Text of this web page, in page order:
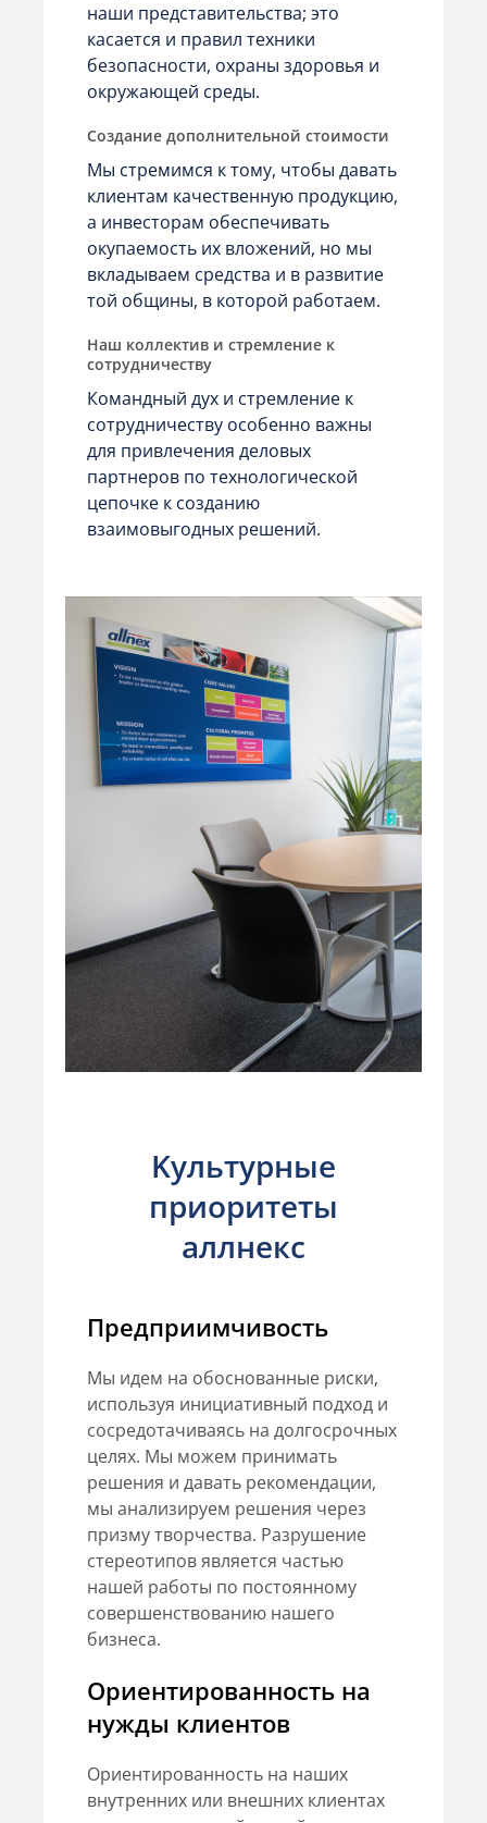
наши представительства; это
касается и правил техники
безопасности, охраны здоровья и
окружающей среды.
Создание дополнительной стоимости
Мы стремимся к тому, чтобы давать
клиентам качественную продукцию,
а инвесторам обеспечивать
окупаемость их вложений, но мы
вкладываем средства и в развитие
той общины, в которой работаем.
Наш коллектив и стремление к
сотрудничеству
Командный дух и стремление к
сотрудничеству особенно важны
для привлечения деловых
партнеров по технологической
цепочке к созданию
взаимовыгодных решений.
Kультурные
приоритеты
аллнекс
Предприимчивость
Мы идем на обоснованные риски,
используя инициативный подход и
сосредотачиваясь на долгосрочных
целях. Мы можем принимать
решения и давать рекомендации,
мы анализируем решения через
призму творчества. Разрушение
стереотипов является частью
нашей работы по постоянному
совершенствованию нашего
бизнеса.
Ориентированность на
нужды клиентов
Ориентированность на наших
внутренних или внешних клиентах